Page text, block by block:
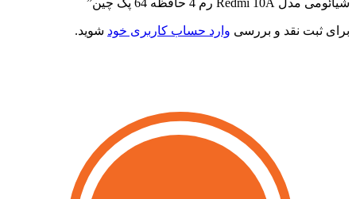
ثبت نقد و بررسی وارد حساب کاربری خودشوید.